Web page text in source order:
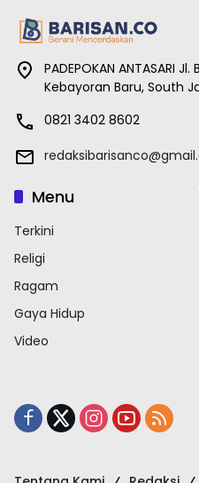
PADEPOKAN ANTASARI
Kebayoran Baru, South
0821 3402 8602
Menu
Terkini
Religi
Ragam
Gaya Hidup
Video